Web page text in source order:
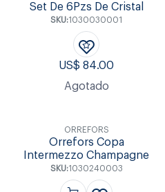
Set De 6Pzs De Cristal
SKU:1030030001
US$84.00
Agotado
ORREFORS
Orrefors Copa
Intermezzo Champagne
SKU:1030240003